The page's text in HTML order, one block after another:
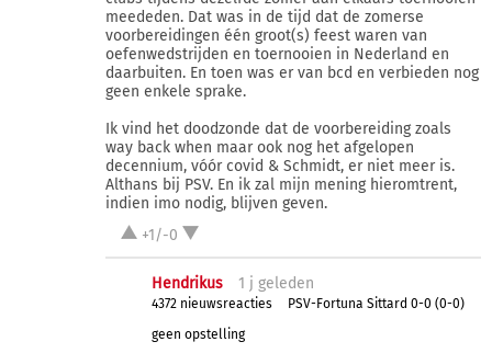
meededen. Dat was in de tijd dat de zomerse
voorbereidingen één groot(s) feest waren van
oefenwedstrijden en toernooien in Nederland en
daarbuiten. En toen was er van bcd en verbieden nog
geen enkele sprake.
Ik vind het doodzonde dat de voorbereiding zoals
way back when maar ook nog het afgelopen
decennium, vóór covid & Schmidt, er niet meer is.
Althans bij PSV. En ik zal mijn mening hieromtrent,
indien imo nodig, blijven geven.
+1/-0
Hendrikus 1 j geleden
4372 nieuwsreacties
PSV-Fortuna Sittard 0-0 (0-0)
geen opstelling